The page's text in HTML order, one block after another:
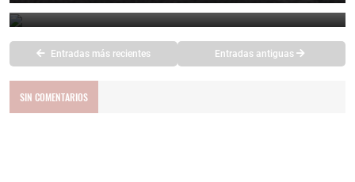
September 6, 2025
Entradas más recientes Entradas antiguas
SIN COMENTARIOS